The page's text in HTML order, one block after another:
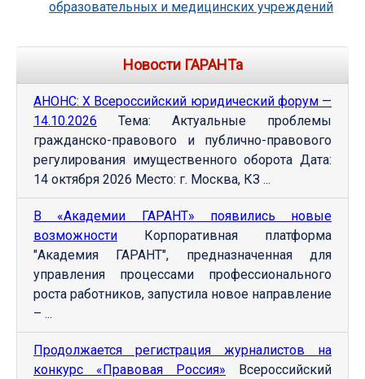
образовательных и медицинских учреждений
Новости ГАРАНТа
АНОНС: Х Всероссийский юридический форум —
14.10.2026 Тема: Актуальные проблемы
гражданско-правового и публично-правового
регулирования имущественного оборота Дата:
14 октября 2026 Место: г. Москва, КЗ ...
В «Академии ГАРАНТ» появились новые
возможности Корпоративная платформа
"Академия ГАРАНТ", предназначенная для
управления процессами профессионального
роста работников, запустила новое направление
– ...
Продолжается регистрация журналистов на
конкурс «Правовая Россия» Всероссийский